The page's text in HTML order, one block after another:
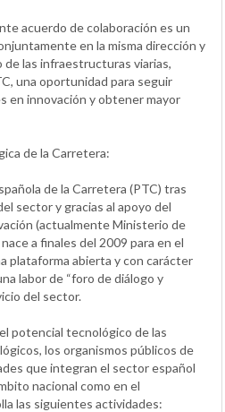
acuerdo de colaboración es un
en la misma dirección y
las infraestructuras viarias,
una oportunidad para seguir
en innovación y obtener mayor
de la Carretera:
de la Carretera (PTC) tras
sector y gracias al apoyo del
(actualmente Ministerio de
a finales del 2009 para en el
plataforma abierta y con carácter
labor de “foro de diálogo y
del sector.
potencial tecnológico de las
los organismos públicos de
que integran el sector español
nacional como en el
las siguientes actividades: